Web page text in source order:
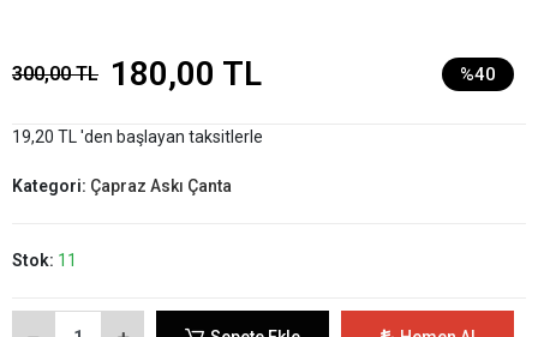
300,00 TL 180,00 TL %40
19,20 TL 'den başlayan taksitlerle
Kategori: Çapraz Askı Çanta
Stok: 11